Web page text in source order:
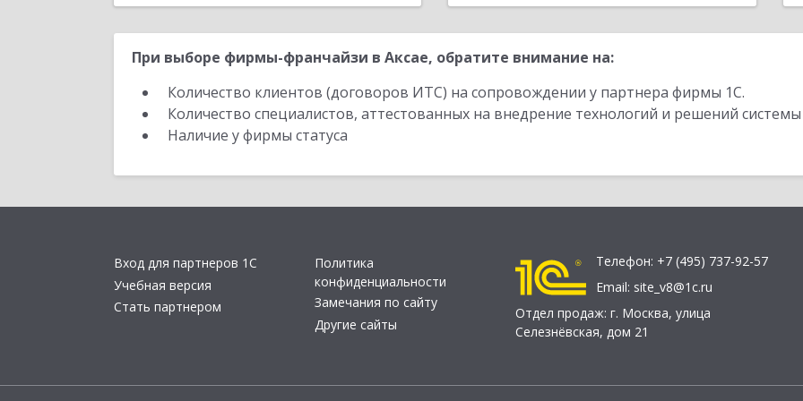
При выборе фирмы-франчайзи в Аксае, обратите внимание на:
Количество клиентов (договоров ИТС) на сопровождении у партнера фирмы 1С.
Количество специалистов, аттестованных на внедрение технологий и решений
Наличие у фирмы статуса
Вход для партнеров 1С
Учебная версия
Стать партнером
Политика
конфиденциальности
Замечания по сайту
Другие сайты
Телефон: +7 (495) 737-92-57
Email: site_v8@1c.ru
Отдел продаж: г. Москва, улица
Селезнёвская, дом 21